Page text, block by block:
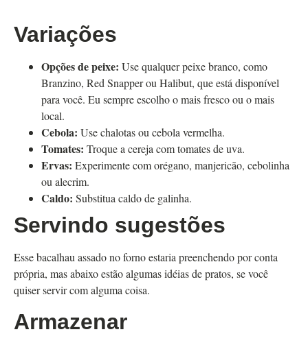
Variações
Opções de peixe: Use qualquer peixe branco, como
Branzino, Red Snapper ou Halibut, que está disponível
para você. Eu sempre escolho o mais fresco ou o mais
local.
Cebola: Use chalotas ou cebola vermelha.
Tomates: Troque a cereja com tomates de uva.
Ervas: Experimente com orégano, manjericão, cebolinha
ou alecrim.
Caldo: Substitua caldo de galinha.
Servindo sugestões
Esse bacalhau assado no forno estaria preenchendo por conta
própria, mas abaixo estão algumas idéias de pratos, se você
quiser servir com alguma coisa.
Armazenar